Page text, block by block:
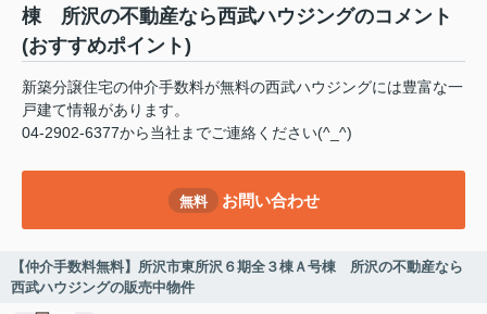
棟 所沢の不動産なら西武ハウジングのコメント
(おすすめポイント)
新築分譲住宅の仲介手数料が無料の西武ハウジングには豊富な一
戸建て情報があります。
04-2902-6377から当社までご連絡ください(^_^)
無料 お問い合わせ
【仲介手数料無料】所沢市東所沢６期全３棟Ａ号棟 所沢の不動産なら
西武ハウジングの販売中物件